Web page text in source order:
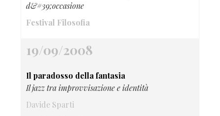
d&#39;occasione
Festival Filosofia
19/09/2008
Il paradosso della fantasia
Il jazz tra improvvisazione e identità
Davide Sparti